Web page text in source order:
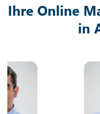
Ihre Online
in